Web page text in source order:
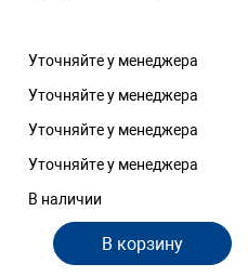
Уточняйте у менеджера
Уточняйте у менеджера
Уточняйте у менеджера
Уточняйте у менеджера
В наличии
В корзину